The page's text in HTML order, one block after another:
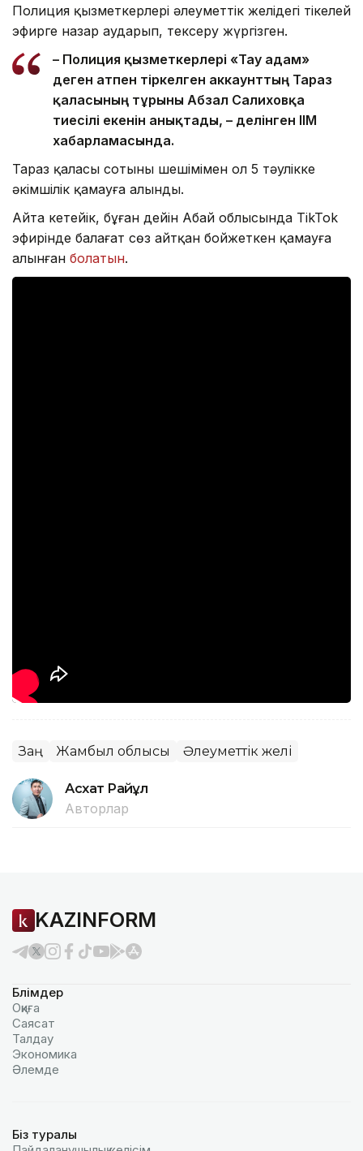
Полиция қызметкерлері әлеуметтік желідегі тікелей
эфирге назар аударып, тексеру жүргізген.
– Полиция қызметкерлері «Тау адам»
деген атпен тіркелген аккаунттың Тараз
қаласының тұрғыны Абзал Салиховқа
тиесілі екенін анықтады, – делінген ІІМ
хабарламасында.
Тараз қаласы сотының шешімімен ол 5 тәулікке
әкімшілік қамауға алынды.
Айта кетейік, бұған дейін Абай облысында TikTok
эфирінде балағат сөз айтқан бойжеткен қамауға
алынған болатын.
Заң Жамбыл облысы Әлеуметтік желі
Асхат Райқұл
Авторлар
KAZINFORM
Бөлімдер
Оқиға
Саясат
Талдау
Экономика
Әлемде
Біз туралы